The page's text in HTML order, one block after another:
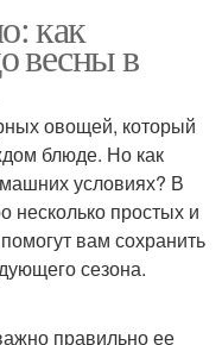
как
весны в
овощей, который
блюде. Но как
условиях? В
несколько простых и
вам сохранить
сезона.
правильно ее